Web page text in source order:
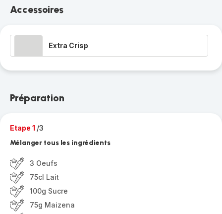
Accessoires
Extra Crisp
Préparation
Etape 1 /3
Mélanger tous les ingrédients
3 Oeufs
75cl Lait
100g Sucre
75g Maizena